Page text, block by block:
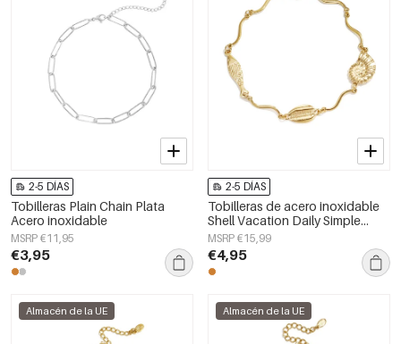
2-5 DÍAS
Tobilleras Plain Chain Plata
Acero inoxidable
MSRP €11,95
€3,95
2-5 DÍAS
Tobilleras de acero inoxidable
Shell Vacation Daily Simple
Series Joyería para mujer
MSRP €15,99
€4,95
Almacén de la UE Almacén de la UE